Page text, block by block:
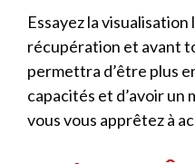
Essayez la
récupération et avant
permettra d’être plus
capacités et d’avoir un
vous vous apprêtez à